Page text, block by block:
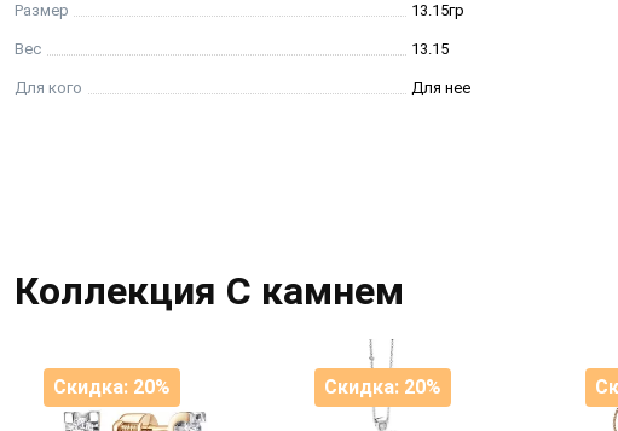
Размер 13.15гр
Вес 13.15
Для кого Для нее
Коллекция С камнем
Скидка: 20% Скидка: 20%